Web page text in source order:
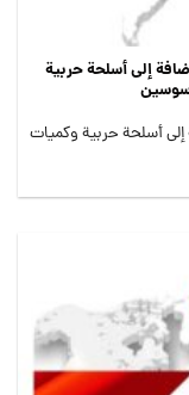
إلى أسلحة حربية
أسلحة حربية وكميات